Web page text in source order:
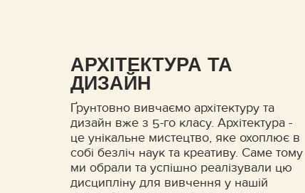
АРХІТЕКТУРА ТА
ДИЗАЙН
Ґрунтовно вивчаємо архітектуру та
дизайн вже з 5-го класу. Архітектура -
це унікальне мистецтво, яке охоплює в
собі безліч наук та креативу. Саме тому
ми обрали та успішно реалізували цю
дисципліну для вивчення у нашій